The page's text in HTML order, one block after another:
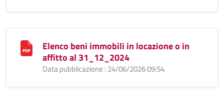
Elenco beni immobili in locazione o in
affitto al 31_12_2024
Data pubblicazione : 24/06/2026 09:54